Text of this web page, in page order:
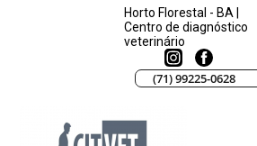
Horto Florestal - BA |
Centro de diagnóstico
veterinário
(71) 99225-0628